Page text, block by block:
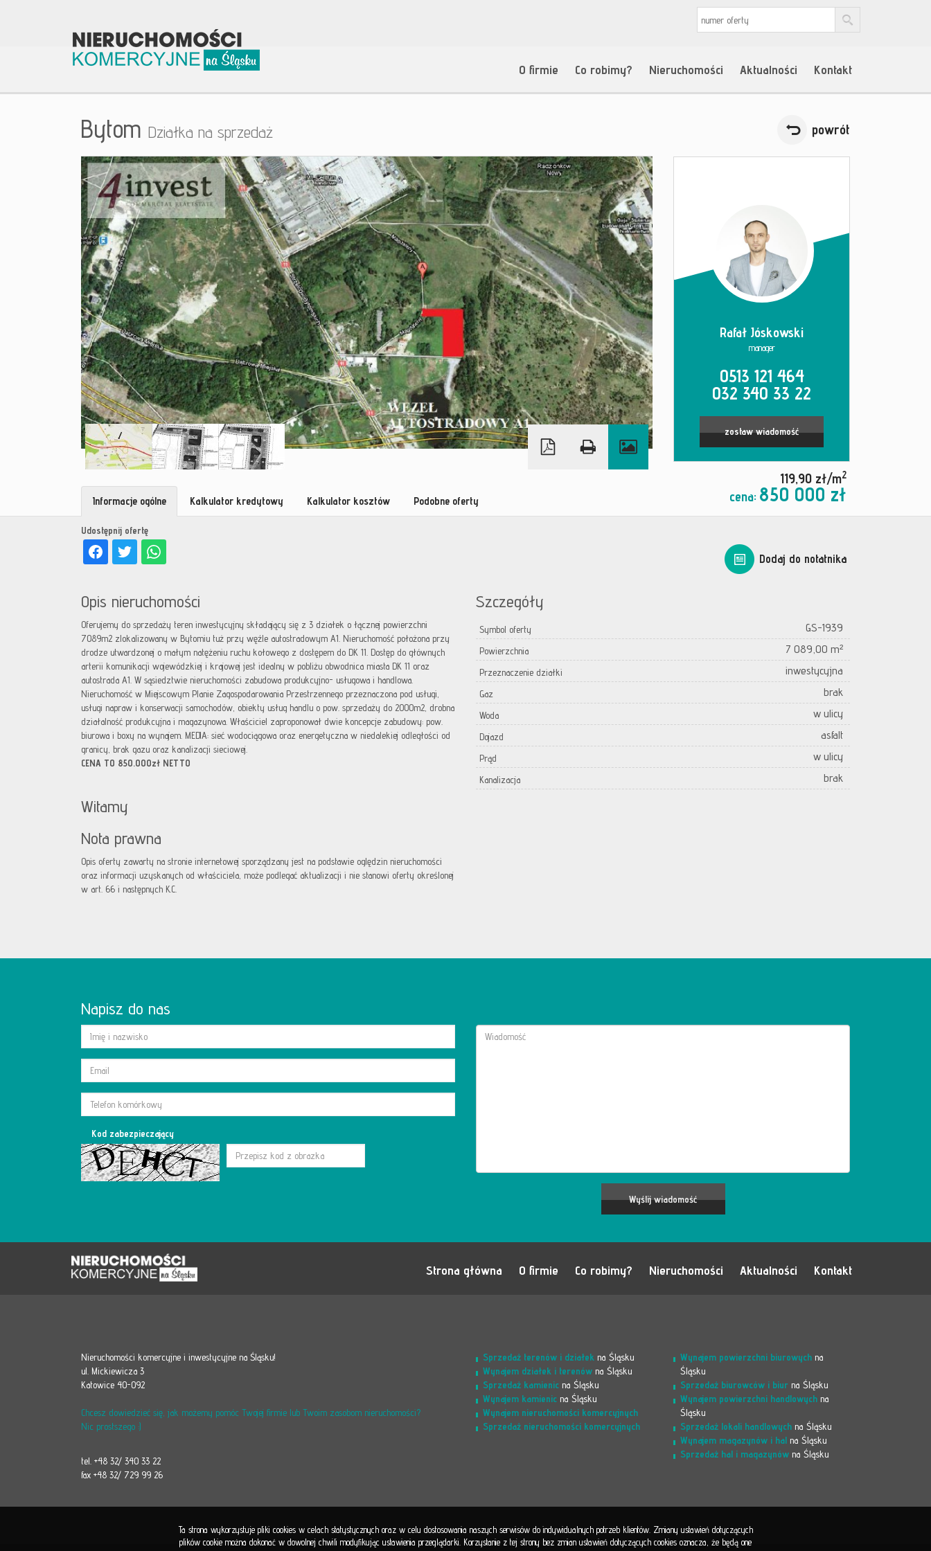
O firmie Co robimy? Nieruchomości Aktualności Kontakt
Bytom Działka na sprzedaż powrót
Rafał Jóskowski
manager
0513 121 464
032 340 33 22
zostaw wiadomość
119,90 zł/m2
cena: 850 000 zł
Dodaj do notatnika
Udostępnij ofertę
Informacje ogólne Kalkulator kredytowy Kalkulator kosztów Podobne oferty
Opis nieruchomości
Oferujemy do sprzedaży teren inwestycyjny składający się z 3 działek o łącznej powierzchni
7089m2 zlokalizowany w Bytomiu tuż przy węźle autostradowym A1. Nieruchomość położona przy
drodze utwardzonej o małym natężeniu ruchu kołowego z dostępem do DK 11. Dostęp do głównych
arterii komunikacji wojewódzkiej i krajowej jest idealny w pobliżu obwodnica miasta DK 11 oraz
autostrada A1. W sąsiedztwie nieruchomości zabudowa produkcyjno- usługowa i handlowa.
Nieruchomość w Miejscowym Planie Zagospodarowania Przestrzennego przeznaczona pod usługi,
usługi napraw i konserwacji samochodów, obiekty usług handlu o pow. sprzedaży do 2000m2, drobna
działalność produkcyjna i magazynowa. Właściciel zaproponował dwie koncepcje zabudowy: pow.
biurowa i boxy na wynajem. MEDIA: sieć wodociągowa oraz energetyczna w niedalekiej odległości od
granicy, brak gazu oraz kanalizacji sieciowej.
CENA TO 850.000zł NETTO
Witamy
Nota prawna
Opis oferty zawarty na stronie internetowej sporządzany jest na podstawie oględzin nieruchomości
oraz informacji uzyskanych od właściciela, może podlegać aktualizacji i nie stanowi oferty określonej
w art. 66 i następnych K.C.
Szczegóły
Symbol oferty GS-1939
Powierzchnia 7 089,00 m²
Przeznaczenie działki inwestycyjna
Gaz brak
Woda w ulicy
Dojazd asfalt
Prąd w ulicy
Kanalizacja brak
Napisz do nas
Kod zabezpieczający
Strona główna O firmie Co robimy? Nieruchomości Aktualności Kontakt
Nieruchomości komercyjne i inwestycyjne na Śląsku!
ul. Mickiewicza 3
Katowice 40-092
Chcesz dowiedzieć się, jak możemy pomóc Twojej firmie lub Twoim zasobom nieruchomości?
Nic prostszego :)
tel. +48 32/ 340 33 22
fax +48 32/ 729 99 26
Sprzedaż terenów i działek na Śląsku
Wynajem działek i terenów na Śląsku
Sprzedaż kamienic na Śląsku
Wynajem kamienic na Śląsku
Wynajem nieruchomości komercyjnych
Sprzedaż nieruchomości komercyjnych
Wynajem powierzchni biurowych na
Śląsku
Sprzedaż biurowców i biur na Śląsku
Wynajem powierzchni handlowych na
Śląsku
Sprzedaż lokali handlowych na Śląsku
Wynajem magazynów i hal na Śląsku
Sprzedaż hal i magazynów na Śląsku
Ta strona wykorzystuje pliki cookies w celach statystycznych oraz w celu dostosowania naszych serwisów do indywidualnych potrzeb klientów. Zmiany ustawień dotyczących
plików cookie można dokonać w dowolnej chwili modyfikując ustawienia przeglądarki. Korzystanie z tej strony bez zmian ustawień dotyczących cookies oznacza, że będą one